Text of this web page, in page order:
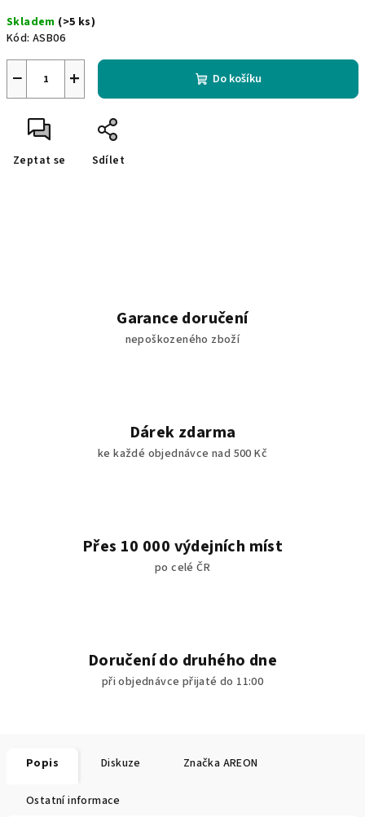
cena:
Skladem (>5 ks)
Kód: ASB06
+
− Do košíku
Zeptat se Sdílet
Garance doručení
nepoškozeného zboží
Dárek zdarma
ke každé objednávce nad 500 Kč
Přes 10 000 výdejních míst
po celé ČR
Doručení do druhého dne
při objednávce přijaté do 11:00
Popis Diskuze Značka AREON
Ostatní informace